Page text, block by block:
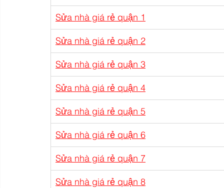
Sửa nhà giá rẻ quận 1
Sửa nhà giá rẻ quận 2
Sửa nhà giá rẻ quận 3
Sửa nhà giá rẻ quận 4
Sửa nhà giá rẻ quận 5
Sửa nhà giá rẻ quận 6
Sửa nhà giá rẻ quận 7
Sửa nhà giá rẻ quận 8